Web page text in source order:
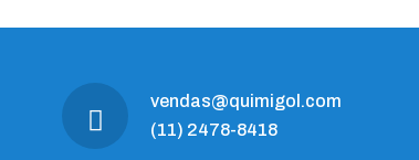
vendas@quimigol.com
(11) 2478-8418